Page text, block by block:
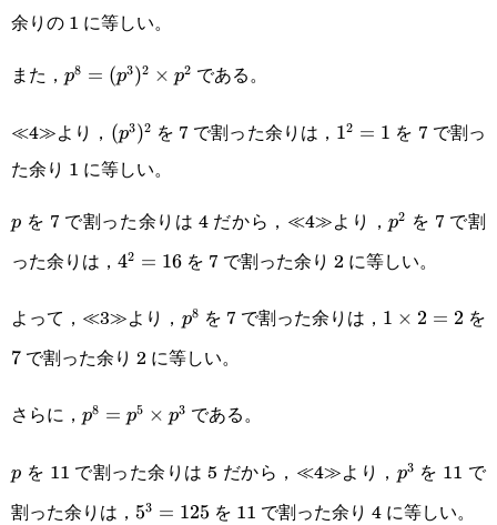
余りの 1 に等しい。
また， p^8=
p8 = (p3)2 × p2 である。
≪4≫より， (p^3)^2
(p3)2 を 7 で割った余りは， 1^2=1
12 = 1 を 7 で割っ
た余り 1 に等しい。
p
p を 7 で割った余りは 4 だから，≪4≫より，p^2
p2 を 7 で割
った余りは， 4^2=16
42 = 16を 7 で割った余り 2 に等しい。
よって，≪3≫より， p^8
p8 を 7 で割った余りは， 1\times2=2
1 × 2 = 2 を
7
7 で割った余り 2 に等しい。
さらに， p^8=p^5\times
p8 = p5 × p3 である。
p
p を 11 で割った余りは 5 だから，≪4≫より， p^3
p3 を 11 で
割った余りは， 5^3=125
53 = 125 を 11 で割った余り 4 に等しい。